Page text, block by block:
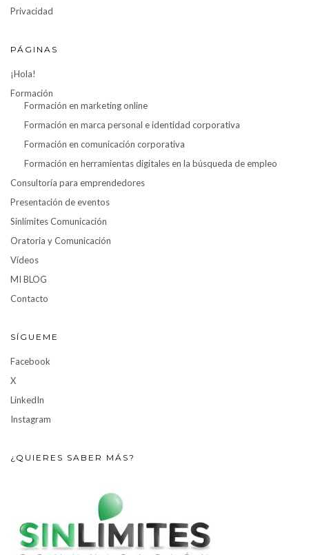
Privacidad
PÁGINAS
¡Hola!
Formación
Formación en marketing online
Formación en marca personal e identidad corporativa
Formación en comunicación corporativa
Formación en herramientas digitales en la búsqueda de empleo
Consultoría para emprendedores
Presentación de eventos
Sinlímites Comunicación
Oratoria y Comunicación
Vídeos
MI BLOG
Contacto
SÍGUEME
Facebook
X
LinkedIn
Instagram
¿QUIERES SABER MÁS?